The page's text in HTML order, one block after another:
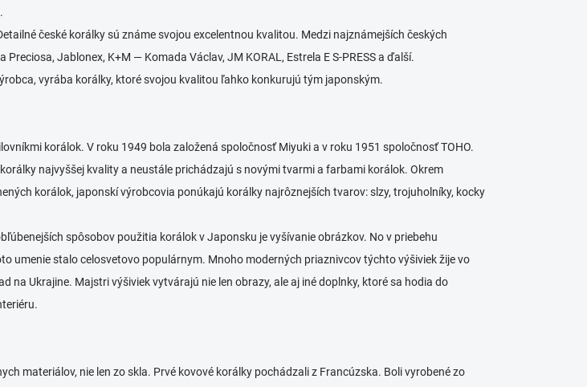
české korálky sú známe svojou excelentnou kvalitou. Medzi najznámejších českých
Jablonex, K+M — Komada Václav, JM KORAL, Estrela E S-PRESS a ďalší.
vyrába korálky, ktoré svojou kvalitou ľahko konkurujú tým japonským.
korálok. V roku 1949 bola založená spoločnosť Miyuki a v roku 1951 spoločnosť TOHO.
najvyššej kvality a neustále prichádzajú s novými tvarmi a farbami korálok. Okrem
korálok, japonskí výrobcovia ponúkajú korálky najrôznejších tvarov: slzy, trojuholníky, kocky
spôsobov použitia korálok v Japonsku je vyšívanie obrázkov. No v priebehu
umenie stalo celosvetovo populárnym. Mnoho moderných priaznivcov týchto výšiviek žije vo
na Ukrajine. Majstri výšiviek vytvárajú nie len obrazy, ale aj iné doplnky, ktoré sa hodia do
materiálov, nie len zo skla. Prvé kovové korálky pochádzali z Francúzska. Boli vyrobené zo